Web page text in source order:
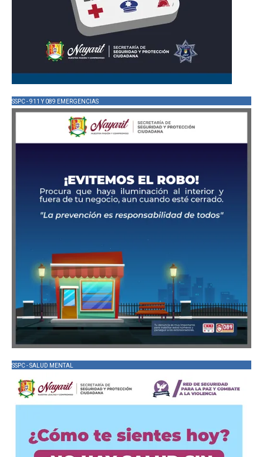
SSPC - 911 Y 089 EMERGENCIAS
SSPC - SALUD MENTAL